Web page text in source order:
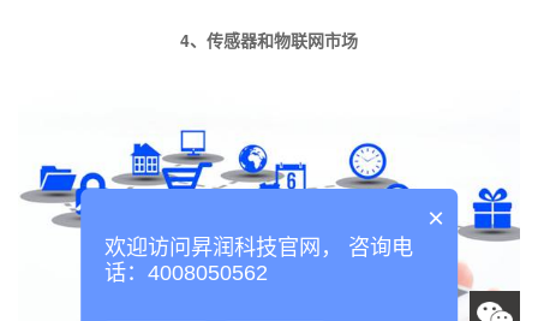
4、传感器和物联网市场
×
欢迎访问昇润科技官网， 咨询电
话：4008050562